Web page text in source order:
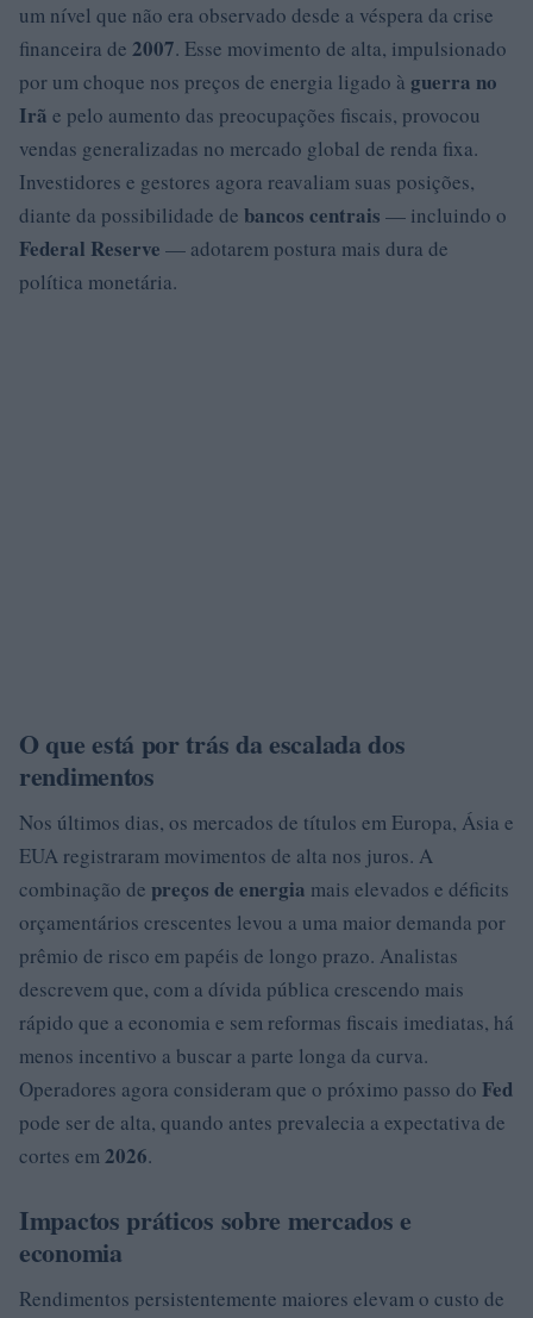
um nível que não era observado desde a véspera da crise
financeira de 2007. Esse movimento de alta, impulsionado
por um choque nos preços de energia ligado à guerra no
Irã e pelo aumento das preocupações fiscais, provocou
vendas generalizadas no mercado global de renda fixa.
Investidores e gestores agora reavaliam suas posições,
diante da possibilidade de bancos centrais — incluindo o
Federal Reserve — adotarem postura mais dura de
política monetária.
O que está por trás da escalada dos
rendimentos
Nos últimos dias, os mercados de títulos em Europa, Ásia e
EUA registraram movimentos de alta nos juros. A
combinação de preços de energia mais elevados e déficits
orçamentários crescentes levou a uma maior demanda por
prêmio de risco em papéis de longo prazo. Analistas
descrevem que, com a dívida pública crescendo mais
rápido que a economia e sem reformas fiscais imediatas, há
menos incentivo a buscar a parte longa da curva.
Operadores agora consideram que o próximo passo do Fed
pode ser de alta, quando antes prevalecia a expectativa de
cortes em2026.
Impactos práticos sobre mercados e
economia
Rendimentos persistentemente maiores elevam o custo de